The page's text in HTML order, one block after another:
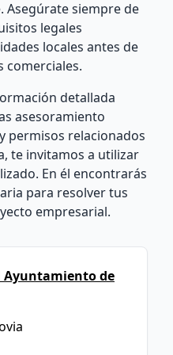
siempre de
legales
locales antes de
comerciales.
detallada
asesoramiento
permisos relacionados
te invitamos a utilizar
En él encontrarás
para resolver tus
empresarial.
Ayuntamiento de